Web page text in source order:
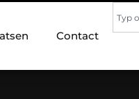
Contact